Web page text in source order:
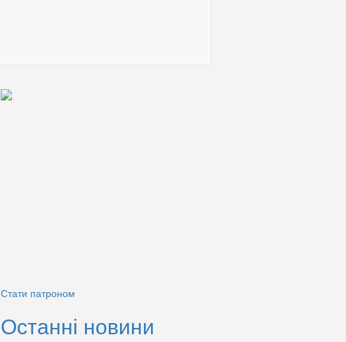
Стати патроном
Останні новини